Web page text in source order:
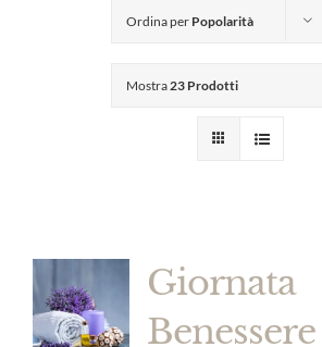
Ordina per Popolarità
Mostra23 Prodotti
Giornata